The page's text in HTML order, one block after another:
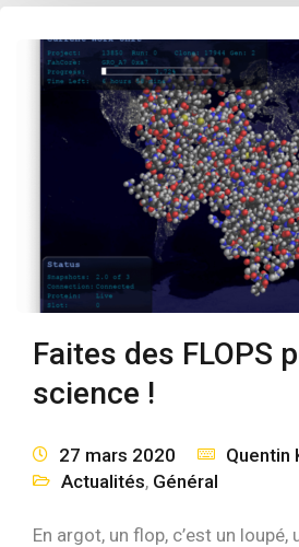
Faites des FLOPS
science !
27 mars 2020
Quentin
Actualités, Général
En argot, un flop, c’est un loupé,